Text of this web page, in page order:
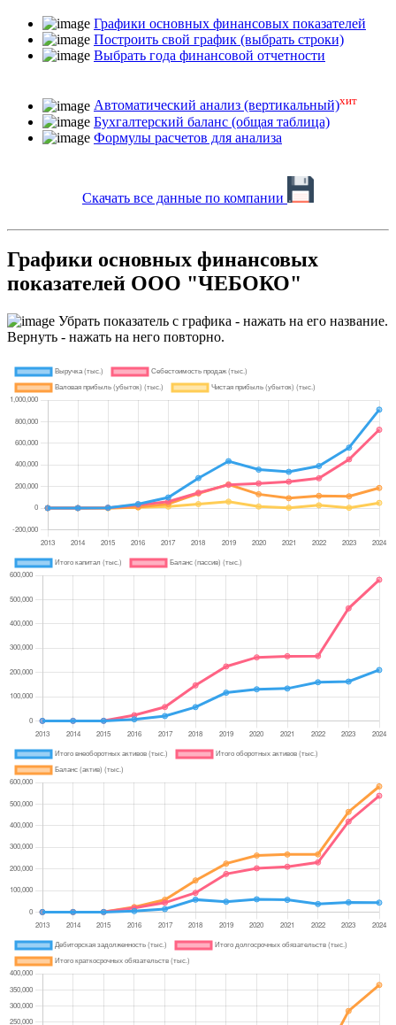
Графики основных финансовых показателей
Построить свой график (выбрать строки)
Выбрать года финансовой отчетности
Автоматический анализ (вертикальный)хит
Бухгалтерский баланс (общая таблица)
Формулы расчетов для анализа
Скачать все данные по компании
Графики основных финансовых
показателей ООО "ЧЕБОКО"
Убрать показатель с графика - нажать на его название.
Вернуть - нажать на него повторно.